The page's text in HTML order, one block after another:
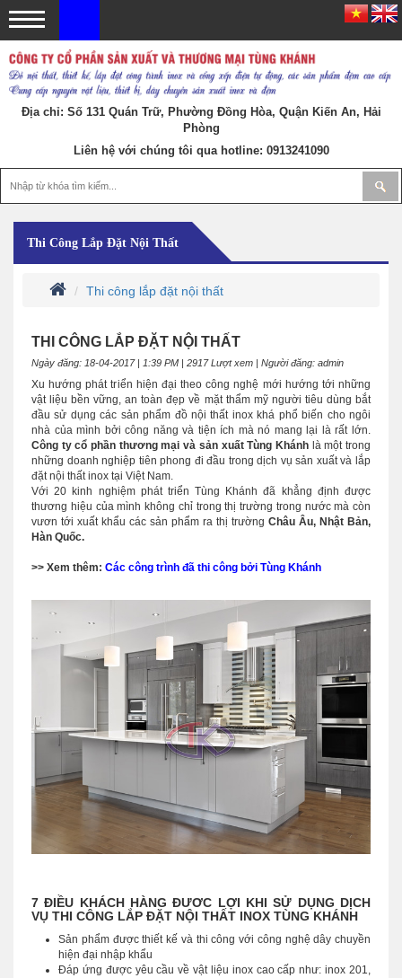
Địa chỉ: Số 131 Quán Trữ, Phường Đồng Hòa, Quận Kiến An, Hải
Phòng
Liên hệ với chúng tôi qua hotline: 0913241090
Thi Công Lắp Đặt Nội Thất
Thi công lắp đặt nội thất
THI CÔNG LẮP ĐẶT NỘI THẤT
Ngày đăng: 18-04-2017 | 1:39 PM | 2917 Lượt xem | Người đăng: admin
Xu hướng phát triển hiện đại theo công nghệ mới hướng tới những
vật liệu bền vững, an toàn đẹp về mặt thẩm mỹ người tiêu dùng bắt
đầu sử dụng các sản phẩm đồ nội thất inox khá phổ biến cho ngôi
nhà của mình bởi công năng và tiện ích mà nó mang lại là rất lớn.
Công ty cổ phần thương mại và sản xuất Tùng Khánhlà một trong
những doanh nghiệp tiên phong đi đầu trong dịch vụ sản xuất và lắp
đặt nội thất inox tại Việt Nam.
Với 20 kinh nghiệm phát triển Tùng Khánh đã khẳng định được
thương hiệu của mình không chỉ trong thị trường trong nước mà còn
vươn tới xuất khẩu các sản phẩm ra thị trường Châu Âu, Nhật Bản,
Hàn Quốc.
>> Xem thêm: Các công trình đã thi công bởi Tùng Khánh
7 ĐIỀU KHÁCH HÀNG ĐƯƠC LỢI KHI SỬ DỤNG DỊCH
VỤ THI CÔNG LẮP ĐẶT NỘI THẤT INOX TÙNG KHÁNH
Sản phẩm được thiết kế và thi công với công nghệ dây chuyền
hiện đại nhập khẩu
Đáp ứng được yêu cầu về vật liệu inox cao cấp như: inox 201,